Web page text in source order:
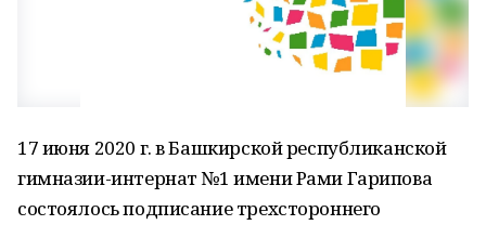
17 июня 2020 г. в Башкирской республиканской
гимназии-интернат №1 имени Рами Гарипова
состоялось подписание трехстороннего